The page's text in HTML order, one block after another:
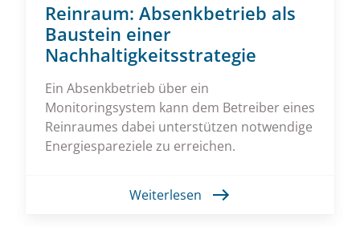
Reinraum: Absenkbetrieb als
Baustein einer
Nachhaltigkeitsstrategie
Ein Absenkbetrieb über ein
Monitoringsystem kann dem Betreiber eines
Reinraumes dabei unterstützen notwendige
Energiespareziele zu erreichen.
Weiterlesen